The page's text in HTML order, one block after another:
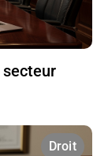
Droit